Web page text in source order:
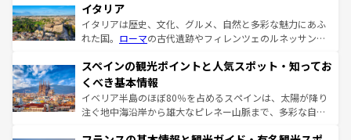
イタリア
イタリアは歴史、文化、グルメ、自然と多彩な魅力にあふ
れた国。 ローマの古代遺跡やフィレンツェのルネッサンス
ろん、トスカーナの美しい田園風景やアマルフィ海岸の絶
景など、自然景観も見逃せない。観光の合間には、本場の
ピザやパスタなど、絶品のイタリア料理を堪能することも
できる。朝目覚めてから夜眠るまで、すべての瞬間を楽し
なお、新着のイタリア情報はコンテンツ一覧を参照してほ
スペインの観光ポイントと人気スポット・知ってお
くべき基本情報
イベリア半島のほぼ80％を占めるスペインは、太陽が降り
注ぐ地中海沿岸から雄大なピレネー山脈まで、多彩な自然